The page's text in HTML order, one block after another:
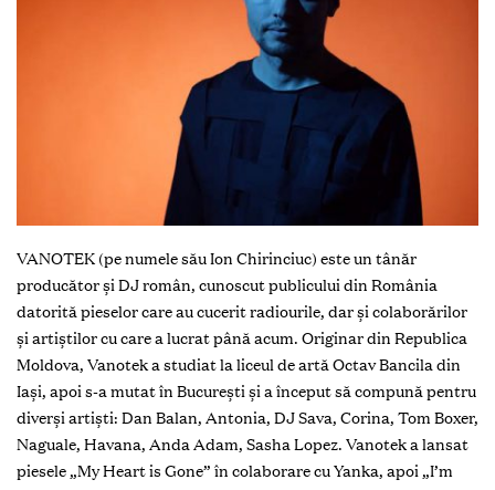
VANOTEK (pe numele său Ion Chirinciuc) este un tânăr
producător și DJ român, cunoscut publicului din România
datorită pieselor care au cucerit radiourile, dar și colaborărilor
și artiștilor cu care a lucrat până acum. Originar din Republica
Moldova, Vanotek a studiat la liceul de artă Octav Bancila din
Iași, apoi s-a mutat în București și a început să compună pentru
diverși artiști: Dan Balan, Antonia, DJ Sava, Corina, Tom Boxer,
Naguale, Havana, Anda Adam, Sasha Lopez. Vanotek a lansat
piesele „My Heart is Gone” în colaborare cu Yanka, apoi „I’m